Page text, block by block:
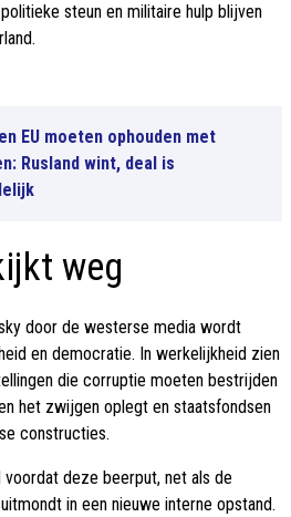
steun en militaire hulp blijven
EU moeten ophouden met
Rusland wint, deal is
weg
door de westerse media wordt
en democratie. In werkelijkheid zien
die corruptie moeten bestrijden
het zwijgen oplegt en staatsfondsen
constructies.
deze beerput, net als de
in een nieuwe interne opstand.